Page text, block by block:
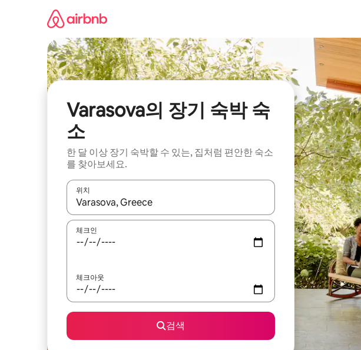
Varasova의 장기 숙박 숙
소
한 달 이상 장기 숙박할 수 있는, 집처럼 편안한 숙소
를 찾아보세요.
위치
결과가 나오면 위·아래 화살표 키를 사용하거나 터치 또는 스와이프 동작으로
체크인
체크아웃
검색